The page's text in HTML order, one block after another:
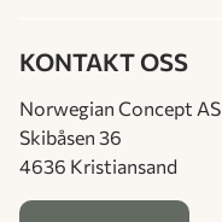
KONTAKT OSS
Norwegian Concept AS
Skibåsen 36
4636 Kristiansand